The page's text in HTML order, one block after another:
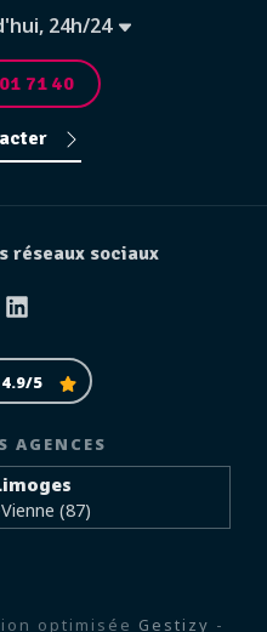
24h/24
71 40
réseaux sociaux
Linkedin
4.9/5
AGENCES
(87)
optimisée Gestizy -